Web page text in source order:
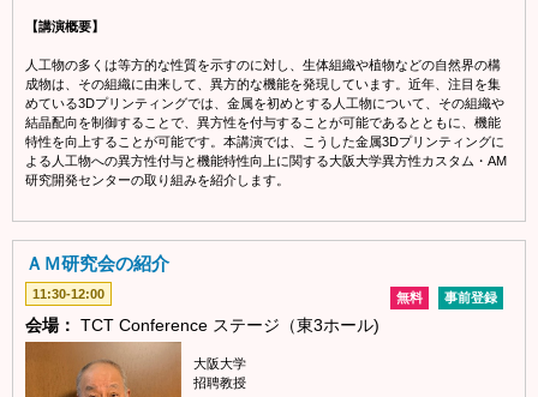
【講演概要】
人工物の多くは等方的な性質を示すのに対し、生体組織や植物などの自然界の構
成物は、その組織に由来して、異方的な機能を発現しています。近年、注目を集
めている3Dプリンティングでは、金属を初めとする人工物について、その組織や
結晶配向を制御することで、異方性を付与することが可能であるとともに、機能
特性を向上することが可能です。本講演では、こうした金属3Dプリンティングに
よる人工物への異方性付与と機能特性向上に関する大阪大学異方性カスタム・AM
研究開発センターの取り組みを紹介します。
ＡＭ研究会の紹介
11:30-12:00 事前登録
無料
会場： TCT Conference ステージ（東3ホール)
大阪大学
招聘教授